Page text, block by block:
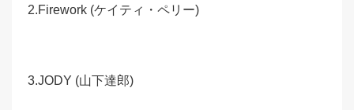
2.Firework (ケイティ・ペリー)
3.JODY (山下達郎)